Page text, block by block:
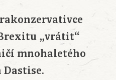
„vrátit“
mnohaletého